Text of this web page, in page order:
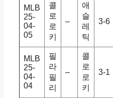
MLB
25-
04-
05
콜
로
로
키
–
애
슬
레
틱
3-6
MLB
25-
04-
04
필
라
필
리
–
콜
로
로
키
3-1